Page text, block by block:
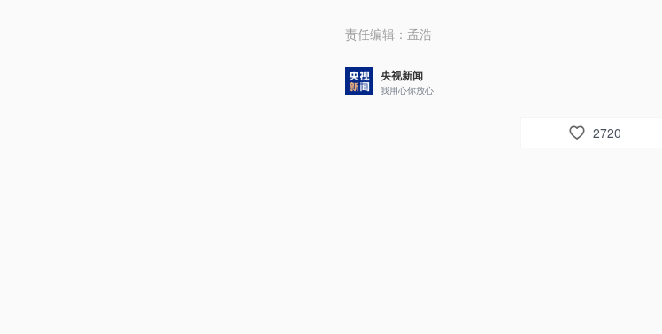
责任编辑： 孟浩
央视新闻
我用心你放心
2720